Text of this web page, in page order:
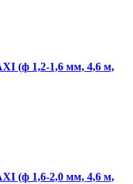
(ф 1,2-1,6 мм, 4,6 м,
(ф 1,6-2,0 мм, 4,6 м,